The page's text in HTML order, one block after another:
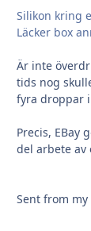
Silikon kring
Läcker box
Är inte
tids nog
fyra droppar
Precis, EBay
del arbete av
Sent from